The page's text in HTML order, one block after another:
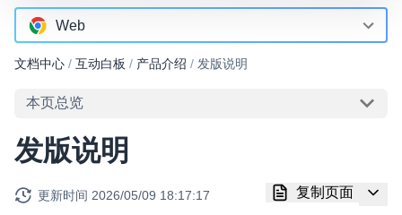
实时互动基础能力
对话式 AI 引擎 NEW HOT
突破传统文字交互模式，与 AI 进行高拟真、自然流畅的实时语
音对话
实时互动 HOT
扩展性和更优秀的互动效果
Web
Android
iOS
RESTful
文档中心 / 互动白板 / 产品介绍 / 发版说明
本页总览
发版说明
更新时间 2026/05/09 18:17:17 复制页面